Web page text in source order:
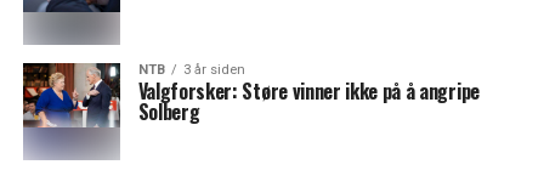
NTB 3 år siden
Valgforsker: Støre vinner ikke på å angripe
Solberg